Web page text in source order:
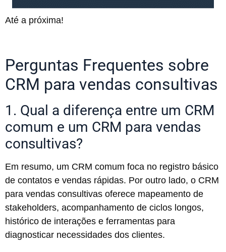
Até a próxima!
Perguntas Frequentes sobre
CRM para vendas consultivas
1. Qual a diferença entre um CRM
comum e um CRM para vendas
consultivas?
Em resumo, um CRM comum foca no registro básico
de contatos e vendas rápidas. Por outro lado, o CRM
para vendas consultivas oferece mapeamento de
stakeholders, acompanhamento de ciclos longos,
histórico de interações e ferramentas para
diagnosticar necessidades dos clientes.